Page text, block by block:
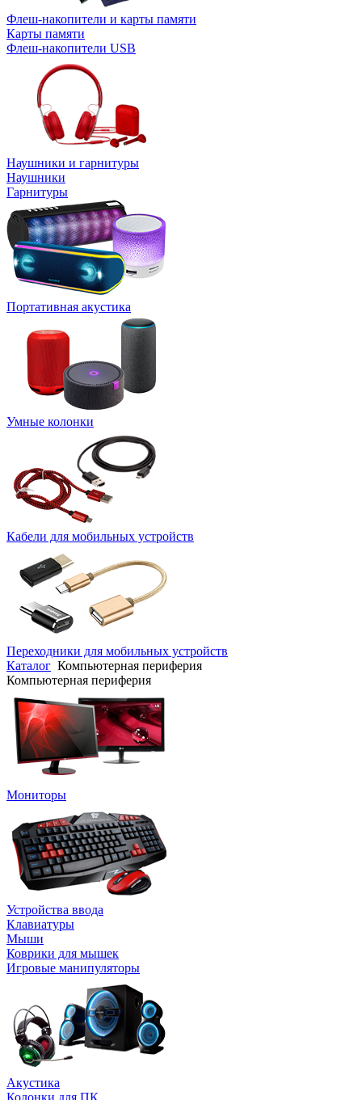
Флеш-накопители и карты памяти
Карты памяти
Флеш-накопители USB
Наушники и гарнитуры
Наушники
Гарнитуры
Портативная акустика
Умные колонки
Кабели для мобильных устройств
Переходники для мобильных устройств
Каталог Компьютерная периферия
Компьютерная периферия
Мониторы
Устройства ввода
Клавиатуры
Мыши
Коврики для мышек
Игровые манипуляторы
Акустика
Колонки для ПК